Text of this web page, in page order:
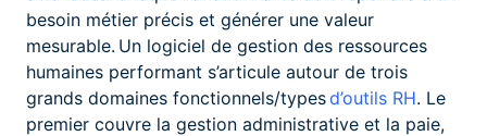
besoin métier précis et générer une valeur
mesurable. Un logiciel de gestion des ressources
humaines performant s’articule autour de trois
grands domaines fonctionnels/typesd’outils RH. Le
premier couvre la gestion administrative et la paie,